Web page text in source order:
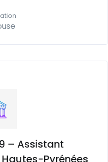
– Assistant
Pyrénées